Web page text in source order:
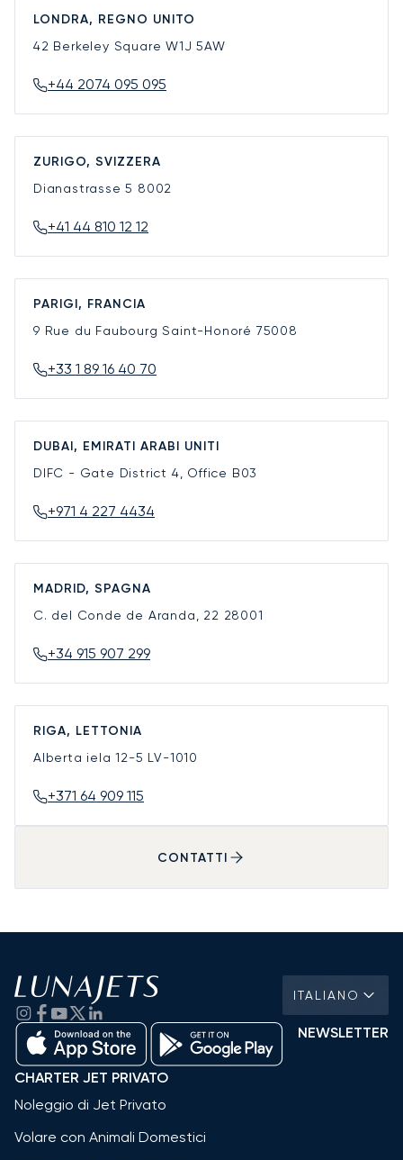
LONDRA, REGNO UNITO
42 Berkeley SquareW1J 5AW
+44 2074 095 095
ZURIGO, SVIZZERA
Dianastrasse 5 8002
+41 44 810 12 12
PARIGI, FRANCIA
9 Rue du Faubourg Saint-Honoré 75008
+33 1 89 16 40 70
DUBAI, EMIRATI ARABI UNITI
DIFC - Gate District 4, Office B03
+971 4 227 4434
MADRID, SPAGNA
C. del Conde de Aranda, 22 28001
+34 915 907 299
RIGA, LETTONIA
Alberta iela 12-5 LV-1010
+371 64 909 115
CONTATTI
ITALIANO
NEWSLETTER
CHARTER JET PRIVATO
Noleggio di Jet Privato
Volare con Animali Domestici